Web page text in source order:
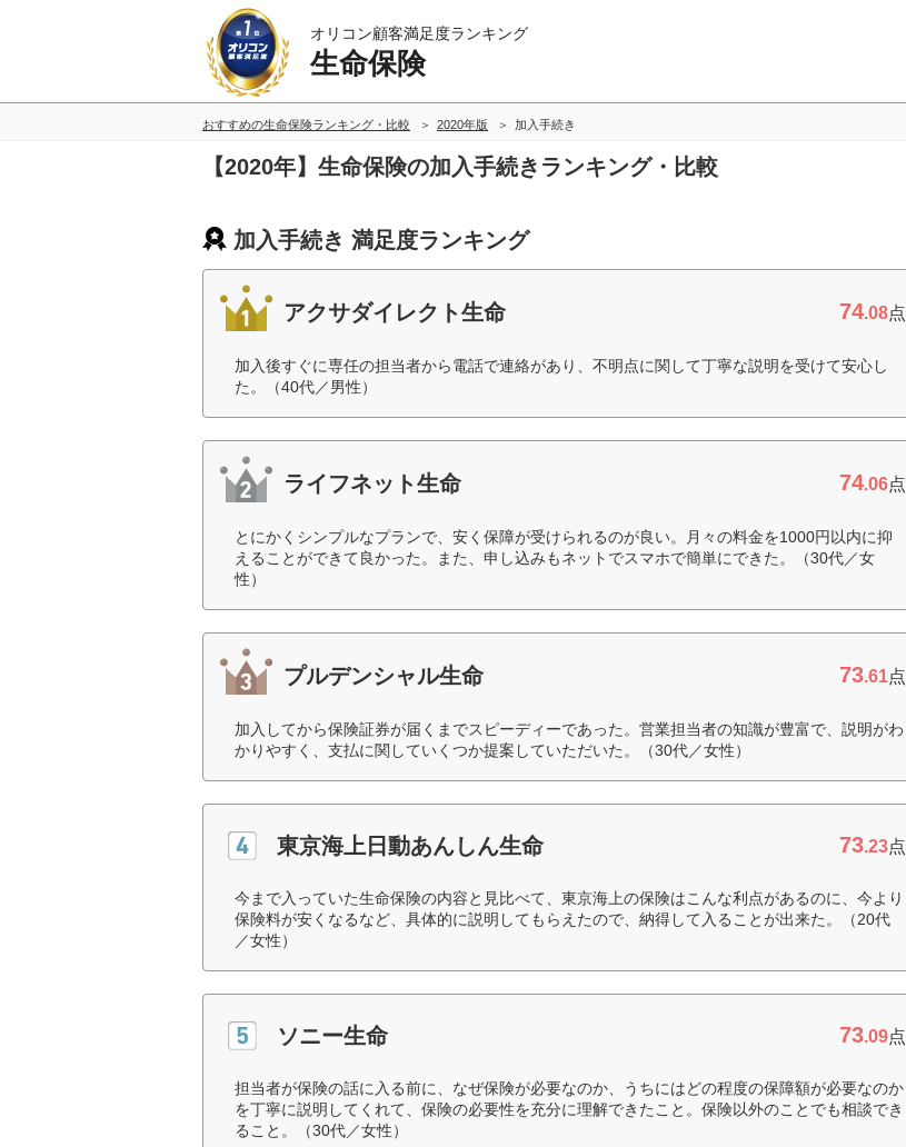
オリコン顧客満足度ランキング
生命保険
おすすめの生命保険ランキング・比較 2020年版 加入手続き
【2020年】生命保険の加入手続きランキング・比較
加入手続き 満足度ランキング
アクサダイレクト生命 74.08点
加入後すぐに専任の担当者から電話で連絡があり、不明点に関して丁寧な説明を受けて安心し
た。（40代／男性）
ライフネット生命 74.06点
とにかくシンプルなプランで、安く保障が受けられるのが良い。月々の料金を1000円以内に抑
えることができて良かった。また、申し込みもネットでスマホで簡単にできた。（30代／女
性）
プルデンシャル生命 73.61点
加入してから保険証券が届くまでスピーディーであった。営業担当者の知識が豊富で、説明がわ
かりやすく、支払に関していくつか提案していただいた。（30代／女性）
東京海上日動あんしん生命 73.23点
今まで入っていた生命保険の内容と見比べて、東京海上の保険はこんな利点があるのに、今より
保険料が安くなるなど、具体的に説明してもらえたので、納得して入ることが出来た。（20代
／女性）
ソニー生命 73.09点
担当者が保険の話に入る前に、なぜ保険が必要なのか、うちにはどの程度の保障額が必要なのか
を丁寧に説明してくれて、保険の必要性を充分に理解できたこと。保険以外のことでも相談でき
ること。（30代／女性）